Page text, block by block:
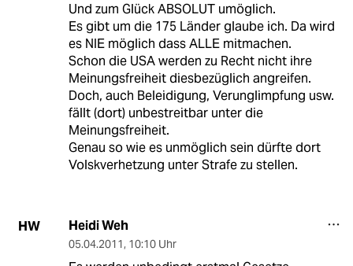
Und zum Glück ABSOLUT umöglich.
Es gibt um die 175 Länder glaube ich. Da wird
es NIE möglich dass ALLE mitmachen.
Schon die USA werden zu Recht nicht ihre
Meinungsfreiheit diesbezüglich angreifen.
Doch, auch Beleidigung, Verunglimpfung usw.
fällt (dort) unbestreitbar unter die
Meinungsfreiheit.
Genau so wie es unmöglich sein dürfte dort
Volskverhetzung unter Strafe zu stellen.
HW Heidi Weh
05.04.2011, 10:10 Uhr